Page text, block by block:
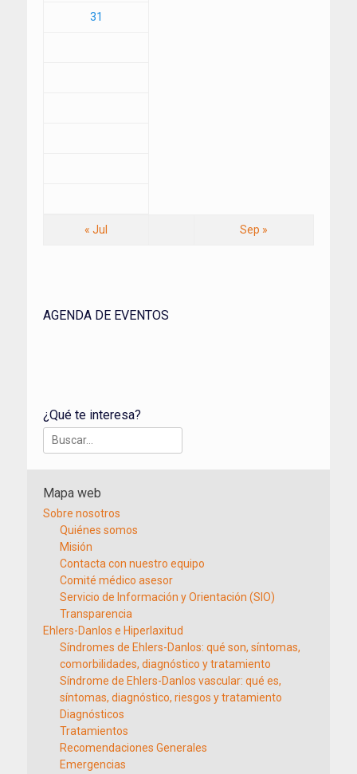
31
« Jul Sep »
AGENDA DE EVENTOS
¿Qué te interesa?
Buscar:
Mapa web
Sobre nosotros
Quiénes somos
Misión
Contacta con nuestro equipo
Comité médico asesor
Servicio de Información y Orientación (SIO)
Transparencia
Ehlers-Danlos e Hiperlaxitud
Síndromes de Ehlers-Danlos: qué son, síntomas,
comorbilidades, diagnóstico y tratamiento
Síndrome de Ehlers-Danlos vascular: qué es,
síntomas, diagnóstico, riesgos y tratamiento
Diagnósticos
Tratamientos
Recomendaciones Generales
Emergencias